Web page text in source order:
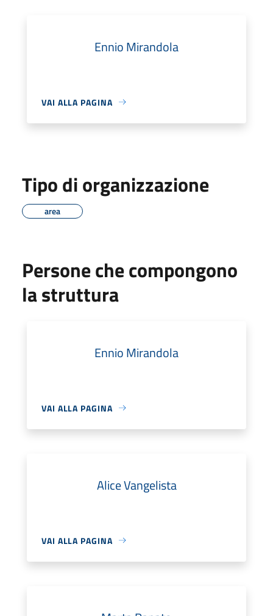
Ennio Mirandola
VAI ALLA PAGINA
Tipo di organizzazione
area
Persone che compongono
la struttura
Ennio Mirandola
VAI ALLA PAGINA
Alice Vangelista
VAI ALLA PAGINA